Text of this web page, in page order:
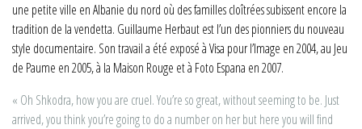
une petite ville en Albanie du nord où des familles cloîtrées subissent encore la
tradition de la vendetta. Guillaume Herbaut est l’un des pionniers du nouveau
style documentaire. Son travail a été exposé à Visa pour l’Image en 2004, au Jeu
de Paume en 2005, à la Maison Rouge et à Foto Espana en 2007.
« Oh Shkodra, how you are cruel. You’re so great, without seeming to be. Just
arrived, you think you’re going to do a number on her but here you will find